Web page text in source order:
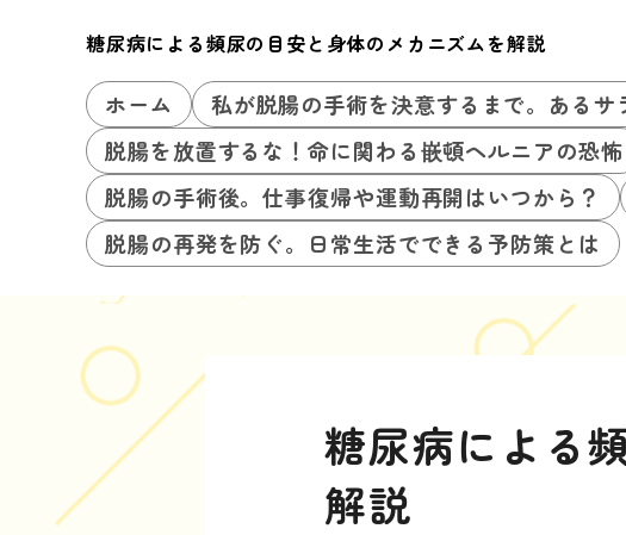
糖尿病による頻尿の目安と身体のメカニズムを解説
ホーム 私が脱腸の手術を決意するまで。あるサ
脱腸を放置するな！命に関わる嵌頓ヘルニアの恐怖
脱腸の手術後。仕事復帰や運動再開はいつから？
脱腸の再発を防ぐ。日常生活でできる予防策とは
糖尿病による
解説